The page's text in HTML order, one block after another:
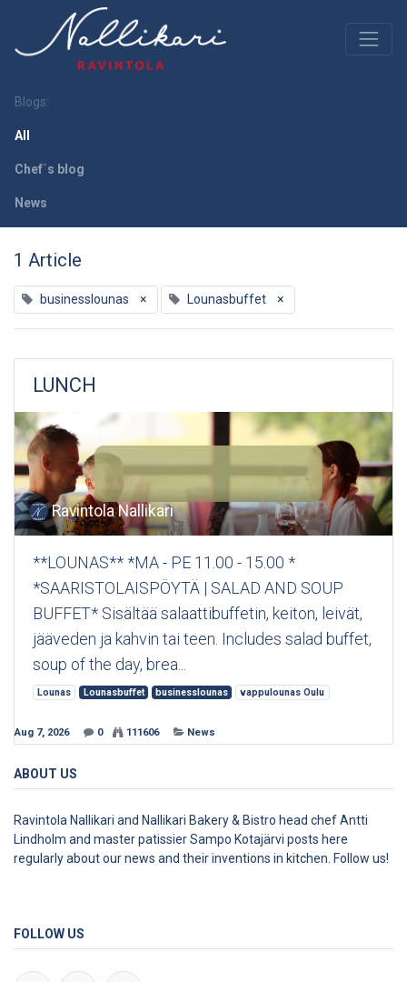
Blogs:
All
Chef´s blog
News
1 Article
businesslounas × Lounasbuffet ×
LUNCH
Ravintola Nallikari
**LOUNAS** *MA - PE 11.00 - 15.00 *
*SAARISTOLAISPÖYTÄ | SALAD AND SOUP
BUFFET* Sisältää salaattibuffetin, keiton, leivät,
jääveden ja kahvin tai teen. Includes salad buffet,
soup of the day, brea...
Lounas Lounasbuffet businesslounas vappulounas Oulu
Aug 7, 2026 0 111606 News
ABOUT US
Ravintola Nallikari and Nallikari Bakery & Bistro head chef Antti
Lindholm and master patissier Sampo Kotajärvi posts here
regularly about our news and their inventions in kitchen. Follow us!
FOLLOW US